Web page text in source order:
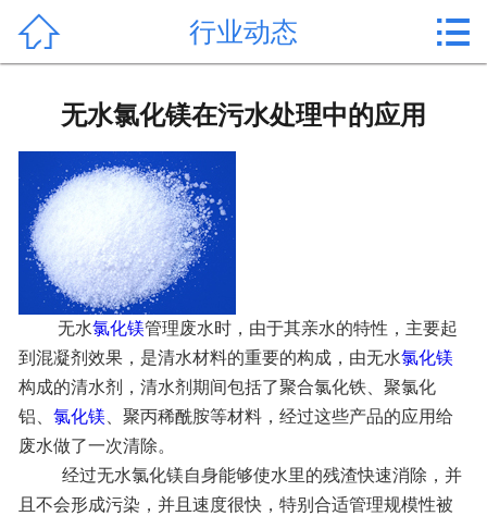
作用用途
行业动态
常见问题
 行业动态 
无水氯化镁在污水处理中的应用
无水氯化镁管理废水时，由于其亲水的特性，主要起
到混凝剂效果，是清水材料的重要的构成，由无水氯化镁
构成的清水剂，清水剂期间包括了聚合氯化铁、聚氯化
铝、 氯化镁 、聚丙稀酰胺等材料，经过这些产品的应用给
废水做了一次清除。
经过无水氯化镁自身能够使水里的残渣快速消除，并
且不会形成污染，并且速度很快，特别合适管理规模性被